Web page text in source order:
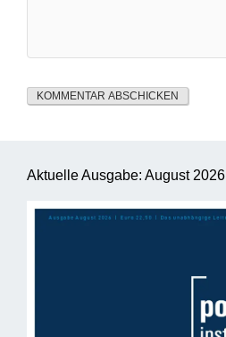
Aktuelle Ausgabe: August 2026